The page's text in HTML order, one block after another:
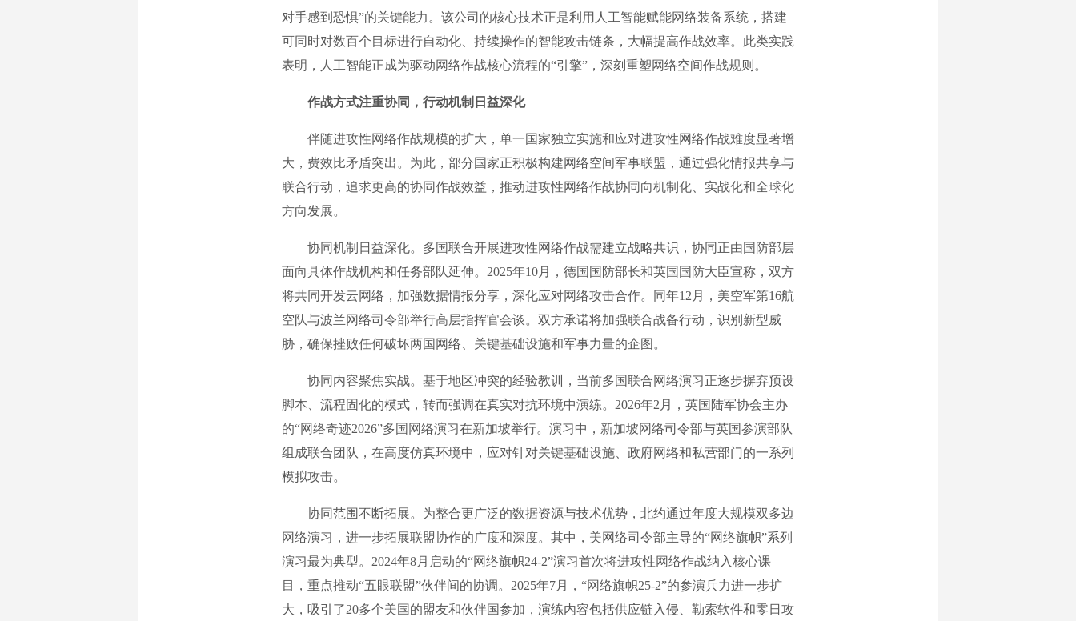
对手感到恐惧”的关键能力。该公司的核心技术正是利用人工智能赋能网络装备系统，搭建
可同时对数百个目标进行自动化、持续操作的智能攻击链条，大幅提高作战效率。此类实践
表明，人工智能正成为驱动网络作战核心流程的“引擎”，深刻重塑网络空间作战规则。
作战方式注重协同，行动机制日益深化
伴随进攻性网络作战规模的扩大，单一国家独立实施和应对进攻性网络作战难度显著增
大，费效比矛盾突出。为此，部分国家正积极构建网络空间军事联盟，通过强化情报共享与
联合行动，追求更高的协同作战效益，推动进攻性网络作战协同向机制化、实战化和全球化
方向发展。
协同机制日益深化。多国联合开展进攻性网络作战需建立战略共识，协同正由国防部层
面向具体作战机构和任务部队延伸。2025年10月，德国国防部长和英国国防大臣宣称，双方
将共同开发云网络，加强数据情报分享，深化应对网络攻击合作。同年12月，美空军第16航
空队与波兰网络司令部举行高层指挥官会谈。双方承诺将加强联合战备行动，识别新型威
胁，确保挫败任何破坏两国网络、关键基础设施和军事力量的企图。
协同内容聚焦实战。基于地区冲突的经验教训，当前多国联合网络演习正逐步摒弃预设
脚本、流程固化的模式，转而强调在真实对抗环境中演练。2026年2月，英国陆军协会主办
的“网络奇迹2026”多国网络演习在新加坡举行。演习中，新加坡网络司令部与英国参演部队
组成联合团队，在高度仿真环境中，应对针对关键基础设施、政府网络和私营部门的一系列
模拟攻击。
协同范围不断拓展。为整合更广泛的数据资源与技术优势，北约通过年度大规模双多边
网络演习，进一步拓展联盟协作的广度和深度。其中，美网络司令部主导的“网络旗帜”系列
演习最为典型。2024年8月启动的“网络旗帜24-2”演习首次将进攻性网络作战纳入核心课
目，重点推动“五眼联盟”伙伴间的协调。2025年7月，“网络旗帜25-2”的参演兵力进一步扩
大，吸引了20多个美国的盟友和伙伴国参加，演练内容包括供应链入侵、勒索软件和零日攻